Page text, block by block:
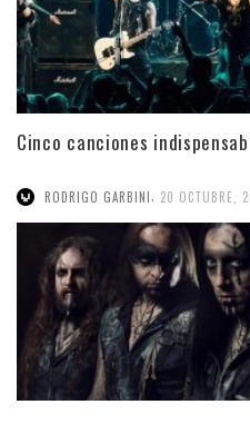
Cinco canciones
RODRIGO GARBINI 20 OCTUBRE,